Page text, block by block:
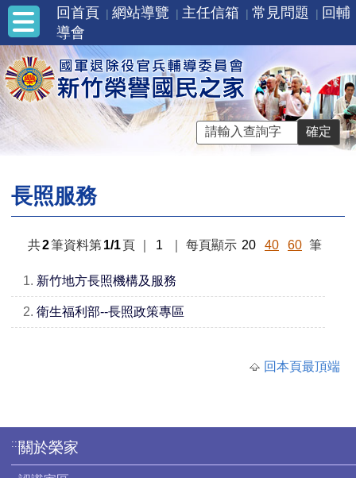
回首頁 網站導覽 主任信箱 常見問題
回輔
導會
長照服務
共2筆資料第1/1頁 1 每頁顯示 20 40 60 筆
1. 新竹地方長照機構及服務
2. 衛生福利部--長照政策專區
回本頁最頂端
:::關於榮家